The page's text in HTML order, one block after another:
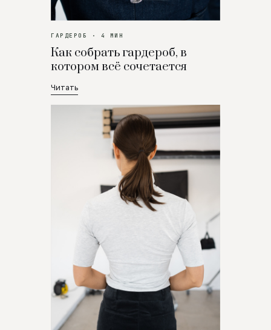
ГАРДЕРОБ · 4 МИН
Как собрать гардероб, в
котором всё сочетается
Читать